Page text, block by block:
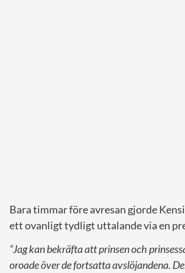
Bara timmar före avresan gjorde
ett ovanligt tydligt uttalande via en
“Jag kan bekräfta att prinsen och
oroade över de fortsatta avslöjandena.